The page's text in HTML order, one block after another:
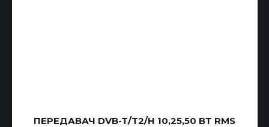
ПЕРЕДАВАЧ DVB-T/T2/H 10,25,50 ВТ RMS